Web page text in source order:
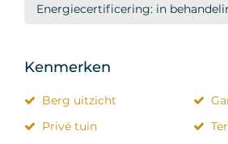
Energiecertificering: in
Kenmerken
Berg uitzicht
Privé tuin